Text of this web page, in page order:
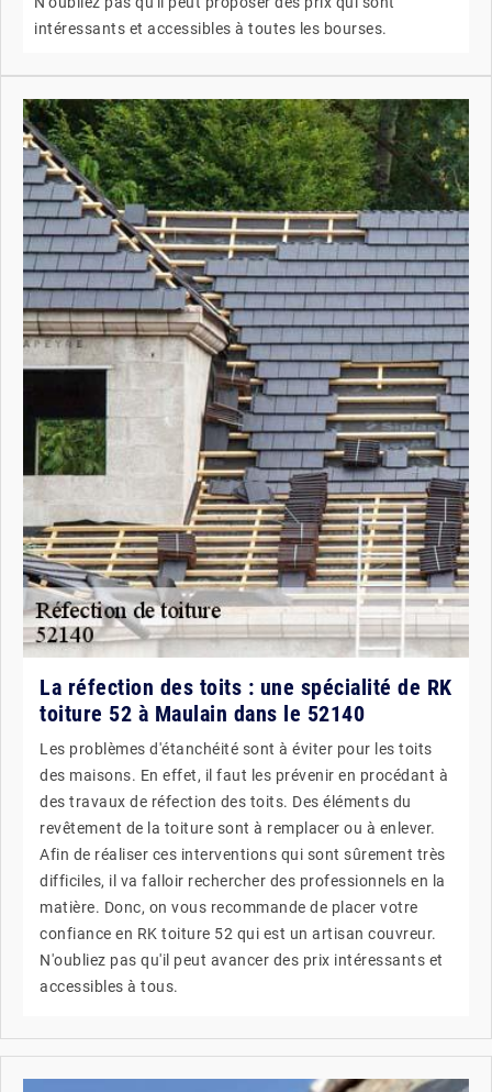
intéressants et accessibles à toutes les bourses.
La réfection des toits : une spécialité de RK
toiture 52 à Maulain dans le 52140
Les problèmes d'étanchéité sont à éviter pour les toits
des maisons. En effet, il faut les prévenir en procédant à
des travaux de réfection des toits. Des éléments du
revêtement de la toiture sont à remplacer ou à enlever.
Afin de réaliser ces interventions qui sont sûrement très
difficiles, il va falloir rechercher des professionnels en la
matière. Donc, on vous recommande de placer votre
confiance en RK toiture 52 qui est un artisan couvreur.
N'oubliez pas qu'il peut avancer des prix intéressants et
accessibles à tous.